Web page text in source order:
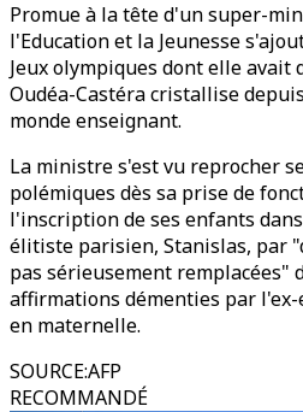
Promue à la tête d'un super-
l'Education et la Jeunesse
Jeux olympiques dont elle avait
Oudéa-Castéra cristallise
monde enseignant.
La ministre s'est vu reprocher
polémiques dès sa prise de
l'inscription de ses enfants
élitiste parisien, Stanislas, par
pas sérieusement remplacées"
affirmations démenties par
en maternelle.
SOURCE:AFP
RECOMMANDÉ